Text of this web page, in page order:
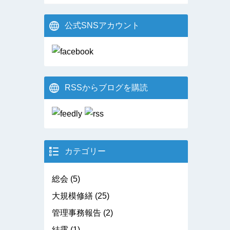
公式SNSアカウント
RSSからブログを購読
カテゴリー
総会 (5)
大規模修繕 (25)
管理事務報告 (2)